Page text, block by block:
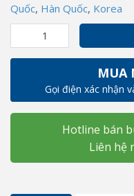
Quốc, Hàn Quốc, Korea
Acrylic
Acid
-
200kg/phuy
MUA
Gọi điện xác nhận
Hotline bán
Liên hệ